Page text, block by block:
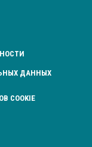
ДАННЫХ
COOKIE